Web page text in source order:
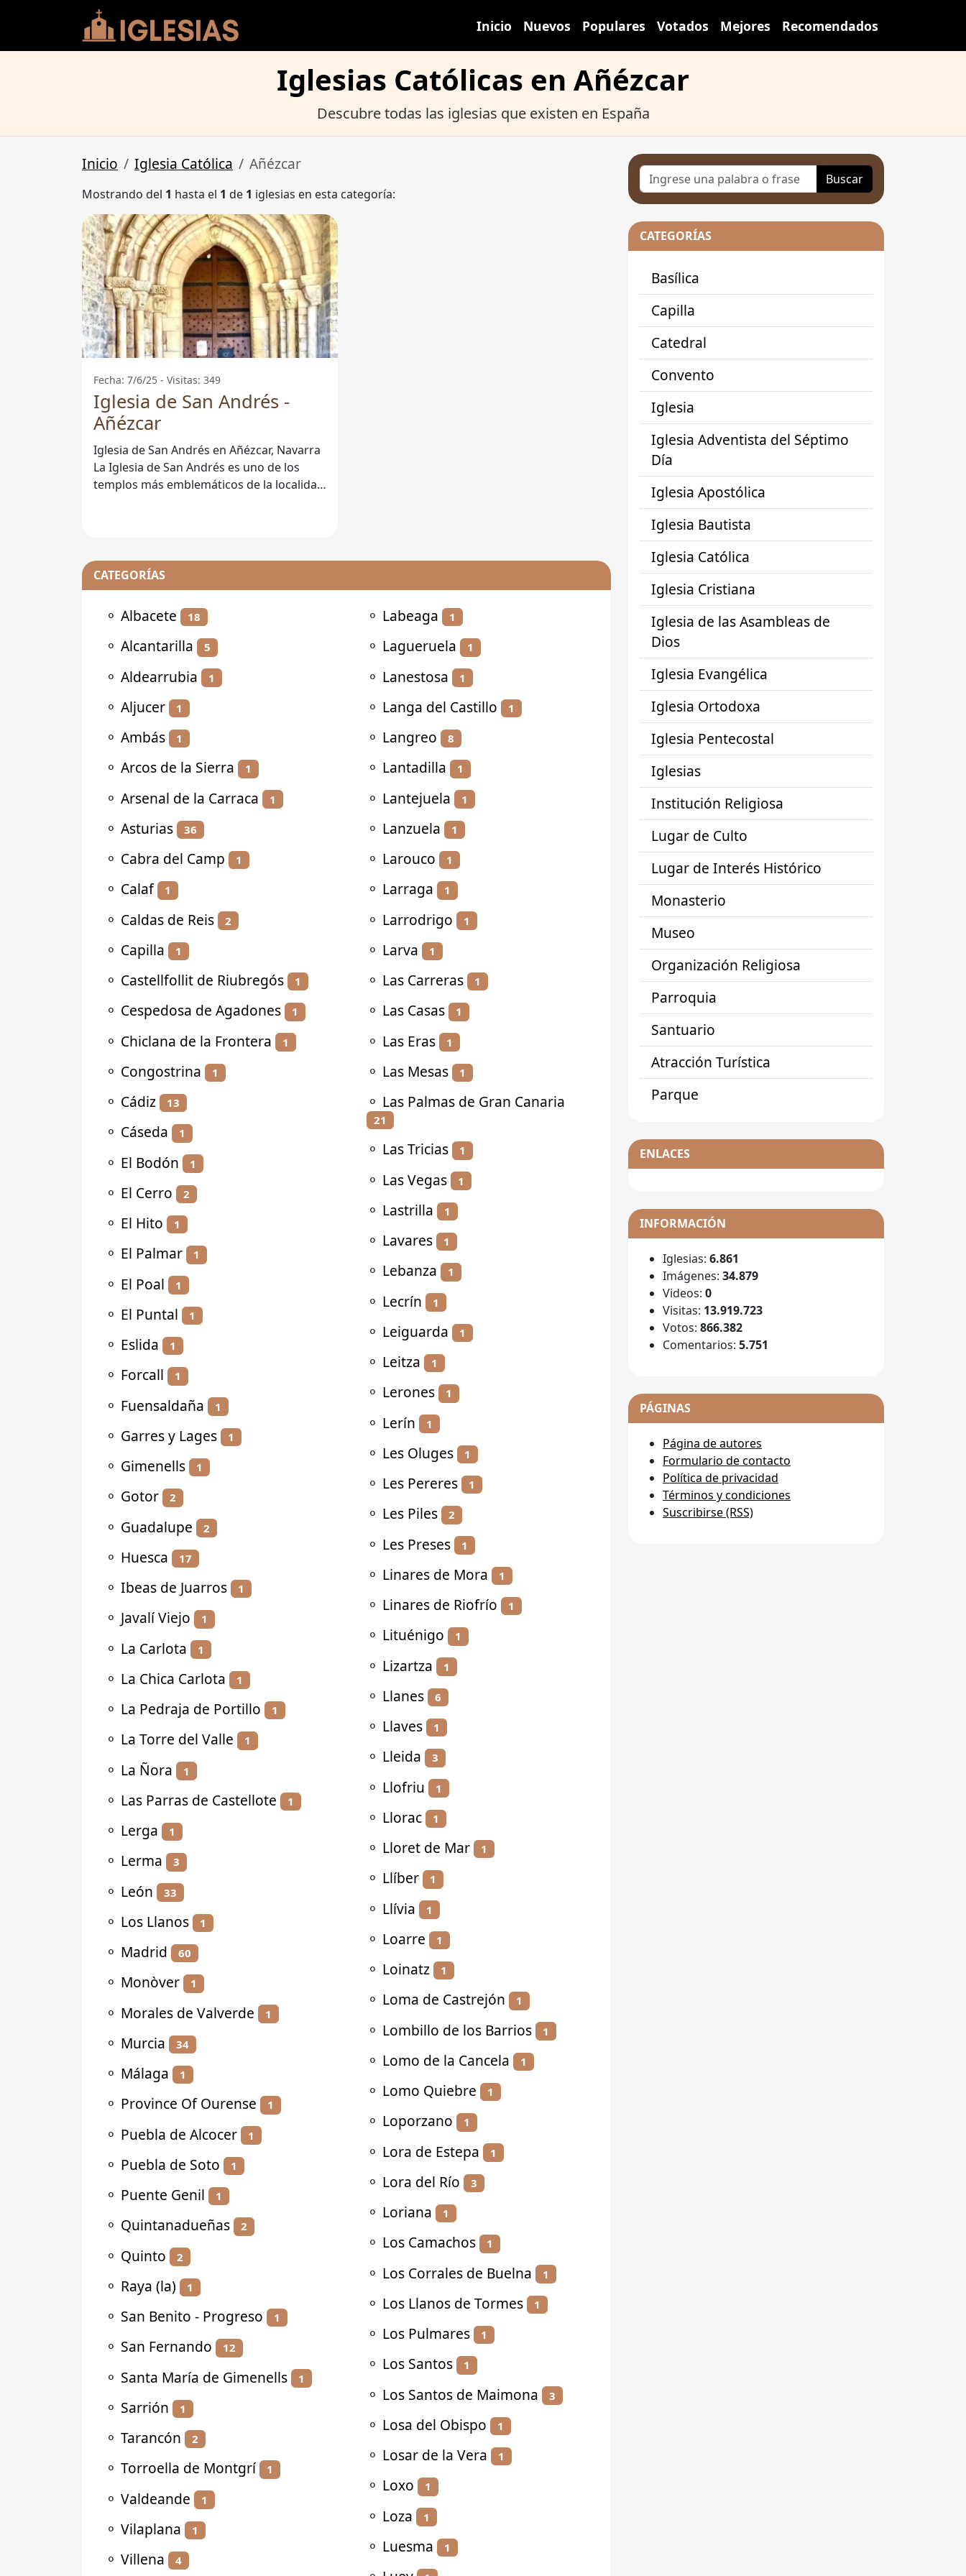
Inicio Nuevos Populares Votados Mejores Recomendados
Iglesias Católicas en Añézcar
Descubre todas las iglesias que existen en España
Inicio Iglesia Católica Añézcar
Mostrando del 1 hasta el 1 de 1 iglesias en esta categoría:
Fecha: 7/6/25 - Visitas: 349
Iglesia de San Andrés -
Añézcar
Iglesia de San Andrés en Añézcar, Navarra
La Iglesia de San Andrés es uno de los
templos más emblemáticos de la localidad
CATEGORÍAS
⚬ Albacete 18
⚬ Alcantarilla 5
⚬ Aldearrubia 1
⚬ Aljucer 1
⚬ Ambás 1
⚬ Arcos de la Sierra 1
⚬ Arsenal de la Carraca 1
⚬ Asturias 36
⚬ Cabra del Camp 1
⚬ Calaf 1
⚬ Caldas de Reis 2
⚬ Capilla 1
⚬ Castellfollit de Riubregós 1
⚬ Cespedosa de Agadones 1
⚬ Chiclana de la Frontera 1
⚬ Congostrina 1
⚬ Cádiz 13
⚬ Cáseda 1
⚬ El Bodón 1
⚬ El Cerro 2
⚬ El Hito 1
⚬ El Palmar 1
⚬ El Poal 1
⚬ El Puntal 1
⚬ Eslida 1
⚬ Forcall 1
⚬ Fuensaldaña 1
⚬ Garres y Lages 1
⚬ Gimenells 1
⚬ Gotor 2
⚬ Guadalupe 2
⚬ Huesca 17
⚬ Ibeas de Juarros 1
⚬ Javalí Viejo 1
⚬ La Carlota 1
⚬ La Chica Carlota 1
⚬ La Pedraja de Portillo 1
⚬ La Torre del Valle 1
⚬ La Ñora 1
⚬ Las Parras de Castellote 1
⚬ Lerga 1
⚬ Lerma 3
⚬ León 33
⚬ Los Llanos 1
⚬ Madrid 60
⚬ Monòver 1
⚬ Morales de Valverde 1
⚬ Murcia 34
⚬ Málaga 1
⚬ Province Of Ourense 1
⚬ Puebla de Alcocer 1
⚬ Puebla de Soto 1
⚬ Puente Genil 1
⚬ Quintanadueñas 2
⚬ Quinto 2
⚬ Raya (la) 1
⚬ San Benito - Progreso 1
⚬ San Fernando 12
⚬ Santa María de Gimenells 1
⚬ Sarrión 1
⚬ Tarancón 2
⚬ Torroella de Montgrí 1
⚬ Valdeande 1
⚬ Vilaplana 1
⚬ Villena 4
⚬ Labeaga 1
⚬ Lagueruela 1
⚬ Lanestosa 1
⚬ Langa del Castillo 1
⚬ Langreo 8
⚬ Lantadilla 1
⚬ Lantejuela 1
⚬ Lanzuela 1
⚬ Larouco 1
⚬ Larraga 1
⚬ Larrodrigo 1
⚬ Larva 1
⚬ Las Carreras 1
⚬ Las Casas 1
⚬ Las Eras 1
⚬ Las Mesas 1
⚬ Las Palmas de Gran Canaria
21
⚬ Las Tricias 1
⚬ Las Vegas 1
⚬ Lastrilla 1
⚬ Lavares 1
⚬ Lebanza 1
⚬ Lecrín 1
⚬ Leiguarda 1
⚬ Leitza 1
⚬ Lerones 1
⚬ Lerín 1
⚬ Les Oluges 1
⚬ Les Pereres 1
⚬ Les Piles 2
⚬ Les Preses 1
⚬ Linares de Mora 1
⚬ Linares de Riofrío 1
⚬ Lituénigo 1
⚬ Lizartza 1
⚬ Llanes 6
⚬ Llaves 1
⚬ Lleida 3
⚬ Llofriu 1
⚬ Llorac 1
⚬ Lloret de Mar 1
⚬ Llíber 1
⚬ Llívia 1
⚬ Loarre 1
⚬ Loinatz 1
⚬ Loma de Castrejón 1
⚬ Lombillo de los Barrios 1
⚬ Lomo de la Cancela 1
⚬ Lomo Quiebre 1
⚬ Loporzano 1
⚬ Lora de Estepa 1
⚬ Lora del Río 3
⚬ Loriana 1
⚬ Los Camachos 1
⚬ Los Corrales de Buelna 1
⚬ Los Llanos de Tormes 1
⚬ Los Pulmares 1
⚬ Los Santos 1
⚬ Los Santos de Maimona 3
⚬ Losa del Obispo 1
⚬ Losar de la Vera 1
⚬ Loxo 1
⚬ Loza 1
⚬ Luesma 1
Buscar
CATEGORÍAS
Basílica
Capilla
Catedral
Convento
Iglesia
Iglesia Adventista del Séptimo
Día
Iglesia Apostólica
Iglesia Bautista
Iglesia Católica
Iglesia Cristiana
Iglesia de las Asambleas de
Dios
Iglesia Evangélica
Iglesia Ortodoxa
Iglesia Pentecostal
Iglesias
Institución Religiosa
Lugar de Culto
Lugar de Interés Histórico
Monasterio
Museo
Organización Religiosa
Parroquia
Santuario
Atracción Turística
Parque
ENLACES
INFORMACIÓN
Iglesias: 6.861
Imágenes: 34.879
Videos: 0
Visitas: 13.919.723
Votos: 866.382
Comentarios: 5.751
PÁGINAS
Página de autores
Formulario de contacto
Política de privacidad
Términos y condiciones
Suscribirse (RSS)